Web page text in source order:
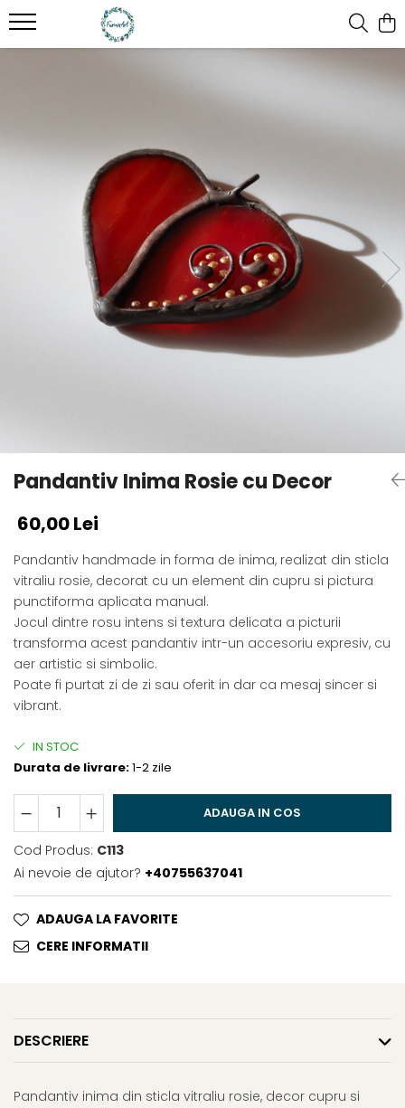
Pandantiv Inima Rosie cu Decor
60,00 Lei
Pandantiv handmade in forma de inima, realizat din sticla
vitraliu rosie, decorat cu un element din cupru si pictura
punctiforma aplicata manual.
Jocul dintre rosu intens si textura delicata a picturii
transforma acest pandantiv intr-un accesoriu expresiv, cu
aer artistic si simbolic.
Poate fi purtat zi de zi sau oferit in dar ca mesaj sincer si
vibrant.
IN STOC
Durata de livrare:1-2 zile
ADAUGA IN COS
Cod Produs: C113
Ai nevoie de ajutor? +40755637041
ADAUGA LA FAVORITE
CERE INFORMATII
DESCRIERE
Pandantiv inima din sticla vitraliu rosie, decor cupru si